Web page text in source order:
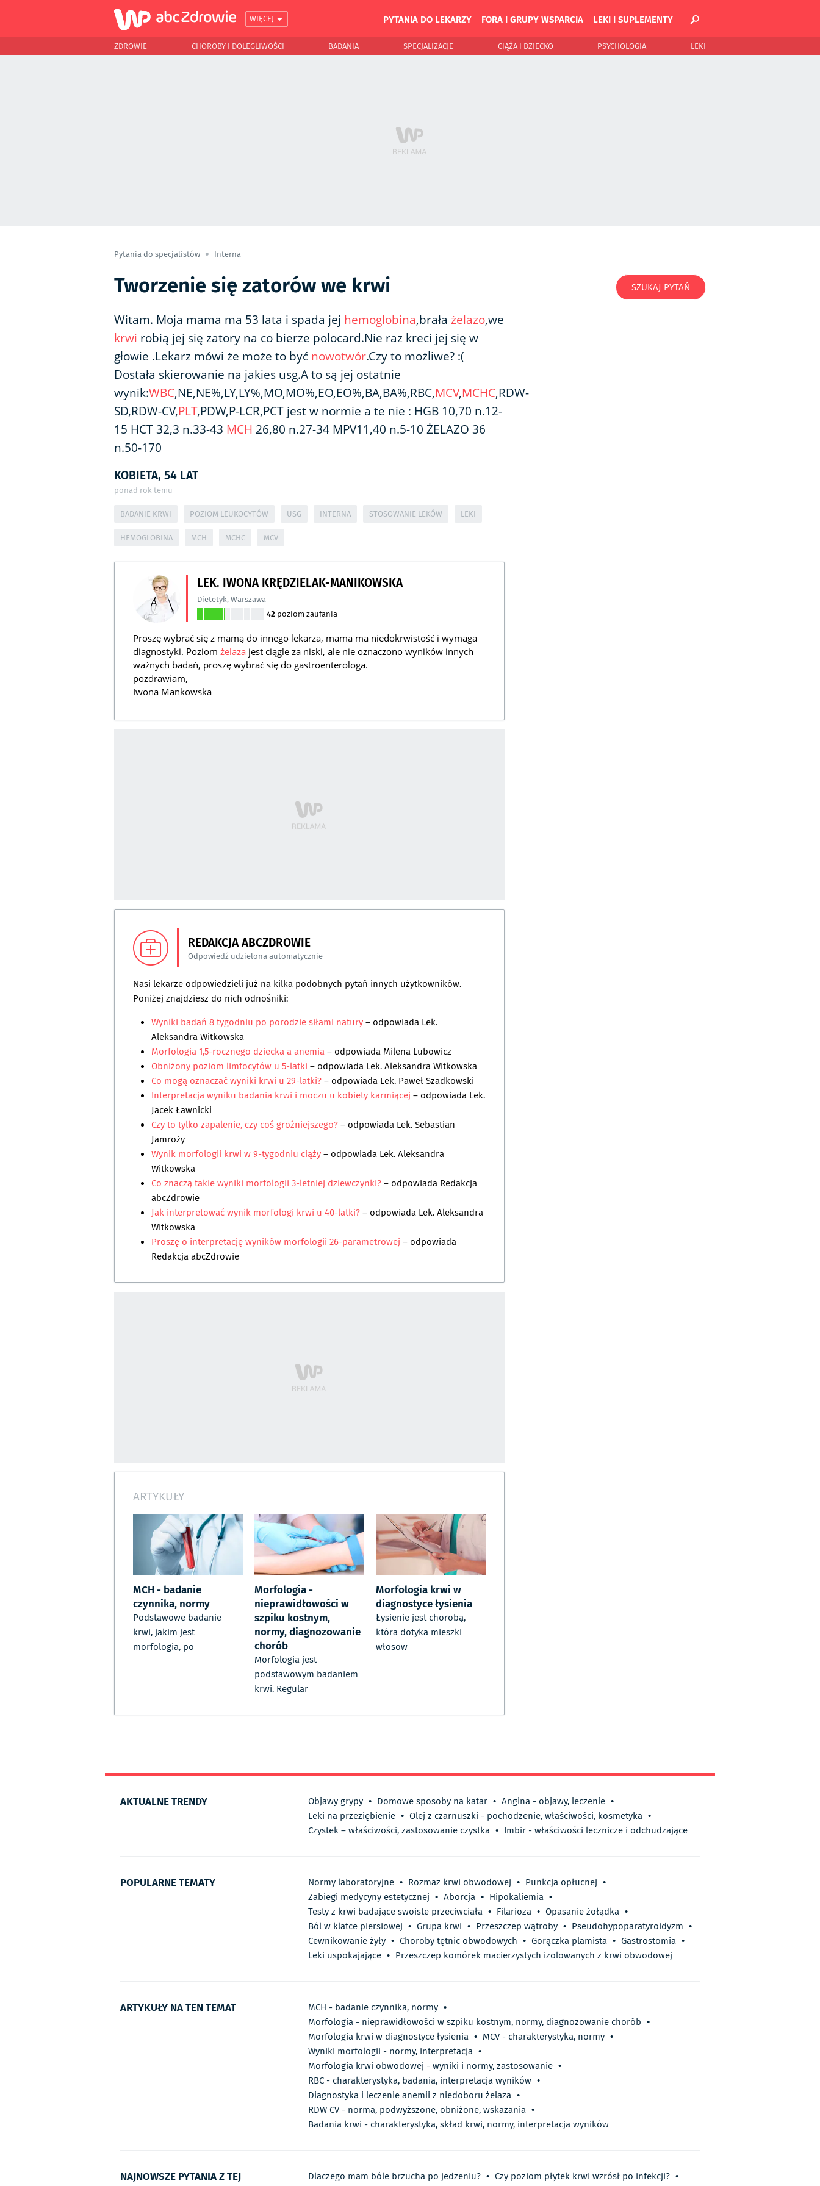
WIĘCEJ PYTANIA DO LEKARZY FORA I GRUPY WSPARCIA LEKI I SUPLEMENTY
ZDROWIE CHOROBY I DOLEGLIWOŚCI BADANIA SPECJALIZACJE CIĄŻA I DZIECKO PSYCHOLOGIA LEKI
Pytania do specjalistów Interna
Tworzenie się zatorów we krwi
Witam. Moja mama ma 53 lata i spada jej hemoglobina,brała żelazo,we
krwi robią jej się zatory na co bierze polocard.Nie raz kreci jej się w
głowie .Lekarz mówi że może to być nowotwór.Czy to możliwe? :(
Dostała skierowanie na jakies usg.A to są jej ostatnie
wynik:WBC,NE,NE%,LY,LY%,MO,MO%,EO,EO%,BA,BA%,RBC,MCV,MCHC,RDW-
SD,RDW-CV,PLT,PDW,P-LCR,PCT jest w normie a te nie : HGB 10,70 n.12-
15 HCT 32,3 n.33-43 MCH 26,80 n.27-34 MPV11,40 n.5-10 ŻELAZO 36
n.50-170
KOBIETA, 54 LAT
ponad rok temu
BADANIE KRWI POZIOM LEUKOCYTÓW USG INTERNA STOSOWANIE LEKÓW LEKI
HEMOGLOBINA MCH MCHC MCV
LEK. IWONA KRĘDZIELAK-MANIKOWSKA
Dietetyk,Warszawa
42 poziom zaufania
Proszę wybrać się z mamą do innego lekarza, mama ma niedokrwistość i wymaga
diagnostyki. Poziom żelaza jest ciągle za niski, ale nie oznaczono wyników innych
ważnych badań, proszę wybrać się do gastroenterologa.
pozdrawiam,
Iwona Mankowska
REDAKCJA ABCZDROWIE
Odpowiedź udzielona automatycznie
Nasi lekarze odpowiedzieli już na kilka podobnych pytań innych użytkowników.
Poniżej znajdziesz do nich odnośniki:
Wyniki badań 8 tygodniu po porodzie siłami natury– odpowiada Lek.
Aleksandra Witkowska
Morfologia 1,5-rocznego dziecka a anemia– odpowiada Milena Lubowicz
Obniżony poziom limfocytów u 5-latki – odpowiada Lek. Aleksandra Witkowska
Co mogą oznaczać wyniki krwi u 29-latki?– odpowiada Lek. Paweł Szadkowski
Interpretacja wyniku badania krwi i moczu u kobiety karmiącej – odpowiada Lek.
Jacek Ławnicki
Czy to tylko zapalenie, czy coś groźniejszego?– odpowiada Lek. Sebastian
Jamroży
Wynik morfologii krwi w 9-tygodniu ciąży– odpowiada Lek. Aleksandra
Witkowska
Co znaczą takie wyniki morfologii 3-letniej dziewczynki?– odpowiada Redakcja
abcZdrowie
Jak interpretować wynik morfologi krwi u 40-latki?– odpowiada Lek. Aleksandra
Witkowska
Proszę o interpretację wyników morfologii 26-parametrowej – odpowiada
Redakcja abcZdrowie
ARTYKUŁY
MCH - badanie
czynnika, normy
Podstawowe badanie
krwi, jakim jest
morfologia, po
Morfologia -
nieprawidłowości w
szpiku kostnym,
normy, diagnozowanie
chorób
Morfologia jest
podstawowym badaniem
krwi. Regular
Morfologia krwi w
diagnostyce łysienia
Łysienie jest chorobą,
która dotyka mieszki
włosow
SZUKAJ PYTAŃ
AKTUALNE TRENDY Objawy grypy • Domowe sposoby na katar • Angina - objawy, leczenie •
Leki na przeziębienie • Olej z czarnuszki - pochodzenie, właściwości, kosmetyka •
Czystek – właściwości, zastosowanie czystka • Imbir - właściwości lecznicze i odchudzające
POPULARNE TEMATY Normy laboratoryjne • Rozmaz krwi obwodowej • Punkcja opłucnej •
Zabiegi medycyny estetycznej • Aborcja • Hipokaliemia •
Testy z krwi badające swoiste przeciwciała • Filarioza • Opasanie żołądka •
Ból w klatce piersiowej • Grupa krwi • Przeszczep wątroby • Pseudohypoparatyroidyzm •
Cewnikowanie żyły • Choroby tętnic obwodowych • Gorączka plamista • Gastrostomia •
Leki uspokajające • Przeszczep komórek macierzystych izolowanych z krwi obwodowej
ARTYKUŁY NA TEN TEMAT MCH - badanie czynnika, normy •
Morfologia - nieprawidłowości w szpiku kostnym, normy, diagnozowanie chorób •
Morfologia krwi w diagnostyce łysienia • MCV - charakterystyka, normy •
Wyniki morfologii - normy, interpretacja •
Morfologia krwi obwodowej - wyniki i normy, zastosowanie •
RBC - charakterystyka, badania, interpretacja wyników •
Diagnostyka i leczenie anemii z niedoboru żelaza •
​RDW CV - norma, podwyższone, obniżone, wskazania •
Badania krwi - charakterystyka, skład krwi, normy, interpretacja wyników
NAJNOWSZE PYTANIA Z TEJ
Dlaczego mam bóle brzucha po jedzeniu? • Czy poziom płytek krwi wzrósł po infekcji? •